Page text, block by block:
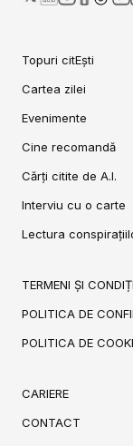
Topuri citEști
Cartea zilei
Evenimente
Cine recomandă
Cărți citite de A.I.
Interviu cu o carte
Lectura
TERMENI ȘI
POLITICA DE
POLITICA DE
CARIERE
CONTACT